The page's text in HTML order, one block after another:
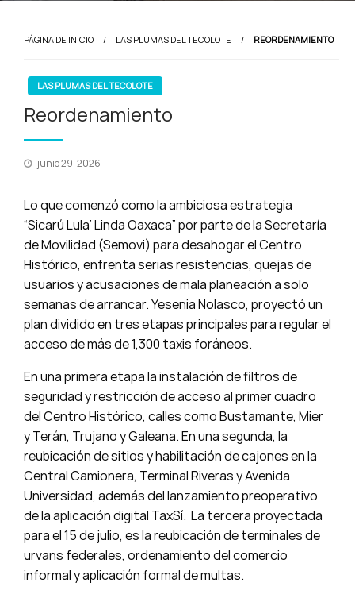
PÁGINA DE INICIO LAS PLUMAS DEL TECOLOTE REORDENAMIENTO
LAS PLUMAS DEL TECOLOTE
Reordenamiento
Publicado
junio 29, 2026
Lo que comenzó como la ambiciosa estrategia
“Sicarú Lula’ Linda Oaxaca” por parte de la Secretaría
de Movilidad (Semovi) para desahogar el Centro
Histórico, enfrenta serias resistencias, quejas de
usuarios y acusaciones de mala planeación a solo
semanas de arrancar. Yesenia Nolasco, proyectó un
plan dividido en tres etapas principales para regular el
acceso de más de 1,300 taxis foráneos.
En una primera etapa la instalación de filtros de
seguridad y restricción de acceso al primer cuadro
del Centro Histórico, calles como Bustamante, Mier
y Terán, Trujano y Galeana. En una segunda, la
reubicación de sitios y habilitación de cajones en la
Central Camionera, Terminal Riveras y Avenida
Universidad, además del lanzamiento preoperativo
de la aplicación digital TaxSí. La tercera proyectada
para el 15 de julio, es la reubicación de terminales de
urvans federales, ordenamiento del comercio
informal y aplicación formal de multas.